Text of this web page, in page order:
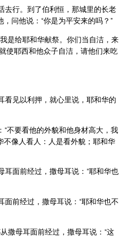
去行。到了伯利恒，那城里的长老
问他说：“你是为平安来的吗？”
是给耶和华献祭。你们当自洁，来
使耶西和他众子自洁，请他们来吃
看见以利押，就心里说，耶和华的
“不要看他的外貌和他身材高大，我
不像人看人：人是看外貌；耶和华
耳面前经过，撒母耳说：“耶和华也
面前经过，撒母耳说：“耶和华也不
撒母耳面前经过，撒母耳说：“这